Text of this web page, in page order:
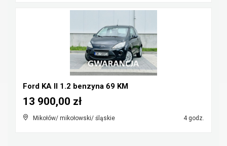
Ford KA II 1.2 benzyna 69 KM
Mikołów/ mikołowski/ śląskie 4 godz.
13 900,00 zł